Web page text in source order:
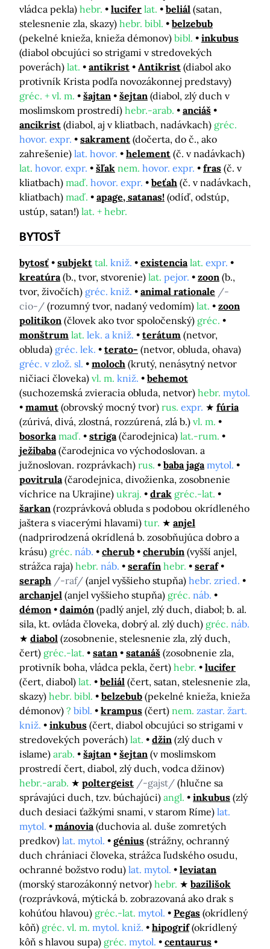
vládca pekla) hebr. lucifer lat. beliál (satan,
stelesnenie zla, skazy) hebr. bibl.
belzebub
(pekelné knieža, knieža démonov) bibl.
inkubus
(diabol obcujúci so strigami v stredovekých
poverách) lat. antikrist Antikrist (diabol ako
protivník Krista podľa novozákonnej predstavy)
gréc. + vl. m.
šajtan šejtan (diabol, zlý duch v
moslimskom prostredí) hebr.-arab.
anciáš
ancikrist (diabol, aj v kliatbach, nadávkach) gréc.
hovor. expr.
sakrament (dočerta, do č., ako
zahrešenie) lat. hovor. helement (č. v nadávkach)
lat. hovor. expr. šľak nem. hovor. expr. fras (č. v
kliatbach) maď. hovor. expr. beťah (č. v nadávkach,
kliatbach) maď. apage, satanas! (odíď, odstúp,
ustúp, satan!) lat. + hebr.
BYTOSŤ
bytosť subjekt tal. kniž. existencia lat. expr.
kreatúra (b., tvor, stvorenie) lat. pejor. zoon (b.,
tvor, živočích) gréc. kniž. animal rationale /-
cio-/ (rozumný tvor, nadaný vedomím) lat.
zoon
politikon (človek ako tvor spoločenský) gréc.
monštrum lat. lek. a kniž. terátum (netvor,
obluda) gréc. lek. terato- (netvor, obluda, ohava)
gréc. v zlož. sl.
moloch (krutý, nenásytný netvor
ničiaci človeka) vl. m. kniž.
behemot
(suchozemská zvieracia obluda, netvor) hebr. mytol.
mamut (obrovský mocný tvor) rus. expr.
fúria
(zúrivá, divá, zlostná, rozzúrená, zlá b.) vl. m.
bosorka maď. striga (čarodejnica) lat.-rum.
ježibaba (čarodejnica vo východoslovan. a
južnoslovan. rozprávkach) rus. baba jaga mytol.
povitrula (čarodejnica, divožienka, zosobnenie
víchrice na Ukrajine) ukraj. drak gréc.-lat.
šarkan (rozprávková obluda s podobou okrídleného
jaštera s viacerými hlavami) tur.
anjel
(nadprirodzená okrídlená b. zosobňujúca dobro a
krásu) gréc. náb. cherub cherubín (vyšší anjel,
strážca raja) hebr. náb. serafín hebr.
seraf
seraph /-raf/ (anjel vyššieho stupňa) hebr. zried.
archanjel (anjel vyššieho stupňa) gréc. náb.
démon
daimón (padlý anjel, zlý duch, diabol; b. al.
sila, kt. ovláda človeka, dobrý al. zlý duch) gréc. náb.
diabol (zosobnenie, stelesnenie zla, zlý duch,
čert) gréc.-lat. satan satanáš (zosobnenie zla,
protivník boha, vládca pekla, čert) hebr.
lucifer
(čert, diabol) lat. beliál (čert, satan, stelesnenie zla,
skazy) hebr. bibl. belzebub (pekelné knieža, knieža
démonov) ? bibl. krampus (čert) nem. zastar. žart.
kniž.
inkubus (čert, diabol obcujúci so strigami v
stredovekých poverách) lat. džin (zlý duch v
islame) arab. šajtan šejtan (v moslimskom
prostredí čert, diabol, zlý duch, vodca džinov)
hebr.-arab.
poltergeist /-gajst/ (hlučne sa
správajúci duch, tzv. búchajúci) angl. inkubus (zlý
duch desiaci ťažkými snami, v starom Ríme) lat.
mytol.
mánovia (duchovia al. duše zomretých
predkov) lat. mytol. génius (strážny, ochranný
duch chrániaci človeka, strážca ľudského osudu,
ochranné božstvo rodu) lat. mytol.
leviatan
(morský starozákonný netvor) hebr.
bazilišok
(rozprávková, mýtická b. zobrazovaná ako drak s
kohúťou hlavou) gréc.-lat. mytol. Pegas (okrídlený
kôň) gréc. vl. m. mytol. kniž. hipogrif (okrídlený
kôň s hlavou supa) gréc. mytol.
centaurus